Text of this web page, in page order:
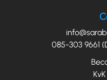
085-303 9661